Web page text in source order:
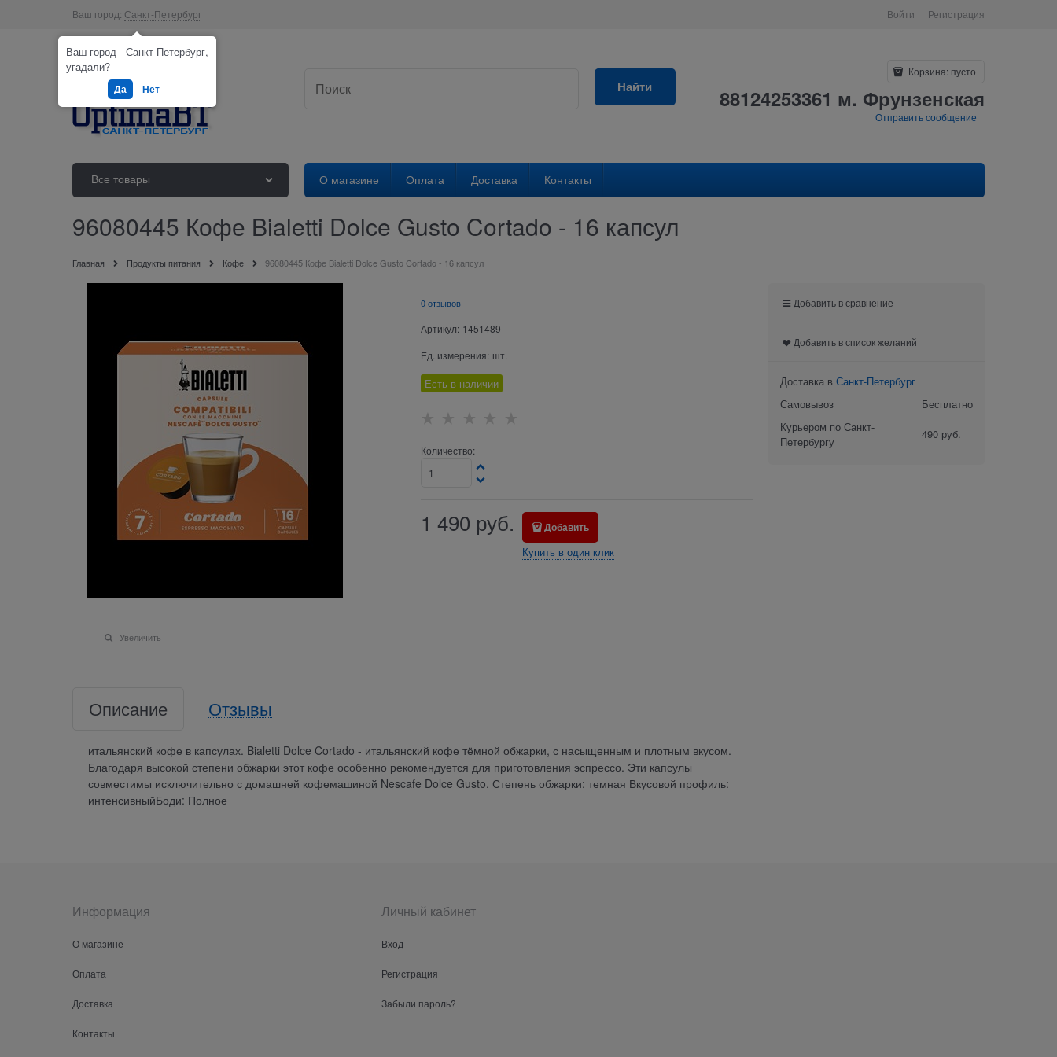
Ваш город: Санкт-Петербург Войти Регистрация
Найти
Корзина: пусто
88124253361 м. Фрунзенская
Отправить сообщение
Все товары О магазине Оплата Доставка Контакты
96080445 Кофе Bialetti Dolce Gusto Cortado - 16 капсул
Главная Продукты питания Кофе 96080445 Кофе Bialetti Dolce Gusto Cortado - 16 капсул
Увеличить
0 отзывов
Артикул: 1451489
Ед. измерения: шт.
Есть в наличии
Количество:
1 490 руб. Добавить
Купить в один клик
Описание Отзывы
итальянский кофе в капсулах. Bialetti Dolce Cortado - итальянский кофе тёмной обжарки, с насыщенным и плотным вкусом.
Благодаря высокой степени обжарки этот кофе особенно рекомендуется для приготовления эспрессо. Эти капсулы
совместимы исключительно с домашней кофемашиной Nescafe Dolce Gusto. Степень обжарки: темная Вкусовой профиль:
интенсивныйБоди: Полное
Добавить в сравнение
Добавить в список желаний
Доставка в Санкт-Петербург
Самовывоз
Бесплатно
Курьером по Санкт-
Петербургу
490 руб.
Информация
О магазине
Оплата
Доставка
Контакты
Личный кабинет
Вход
Регистрация
Забыли пароль?
Ваш город - Санкт-Петербург,
угадали?
Да Нет